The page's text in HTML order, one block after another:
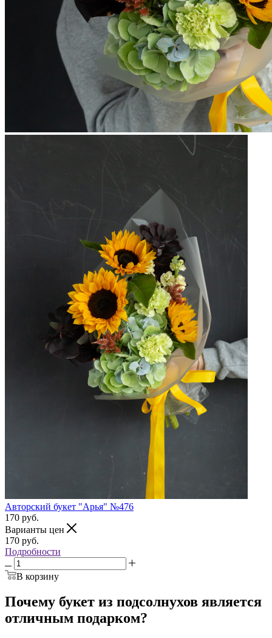
Авторский букет "Арья" №476
170 руб.
Варианты цен
170 руб.
Подробности
В корзину
Почему букет из подсолнухов является
отличным подарком?